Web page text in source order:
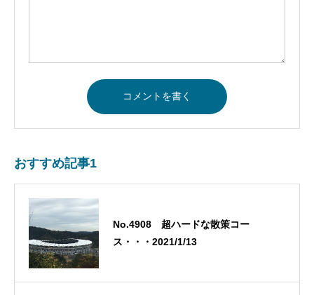
おすすめ記事1
No.4908 超ハードな散策コー
ス・・・2021/1/13